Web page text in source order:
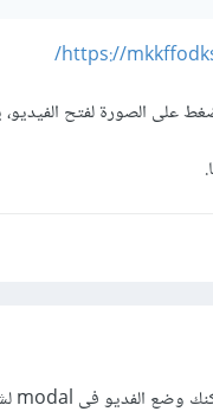
https://
على الصورة لفتح